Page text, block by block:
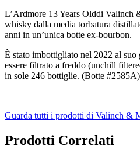
L’Ardmore 13 Years Olddi Valinch
whisky dalla media torbatura
anni in un’unica botte ex-bourbon.
È stato imbottigliato nel 2022 al suo
essere filtrato a freddo (unchill
in sole 246 bottiglie. (Botte #2585A)
Guarda tutti i prodotti di Valinch &
Prodotti Correlati